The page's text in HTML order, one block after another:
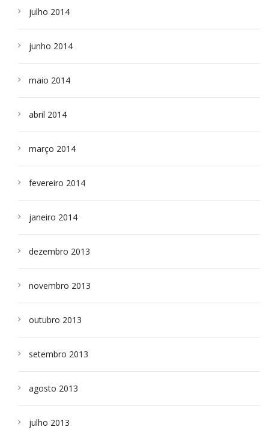
julho 2014
junho 2014
maio 2014
abril 2014
março 2014
fevereiro 2014
janeiro 2014
dezembro 2013
novembro 2013
outubro 2013
setembro 2013
agosto 2013
julho 2013